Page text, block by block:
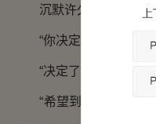
沉默许久，李小杰突然
“你决定了？”
“决定了。”
“希望到时候你不会让